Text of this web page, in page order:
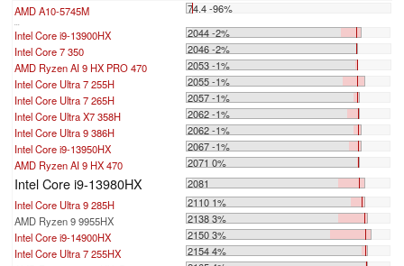
AMD A10-5745M 74.4 -96%
...
Intel Core i9-13900HX
2044 -2%
Intel Core 7 350
2046 -2%
AMD Ryzen AI 9 HX PRO 470
2053 -1%
Intel Core Ultra 7 255H
2055 -1%
Intel Core Ultra 7 265H
2057 -1%
Intel Core Ultra X7 358H
2062 -1%
Intel Core Ultra 9 386H
2062 -1%
Intel Core i9-13950HX
2067 -1%
AMD Ryzen AI 9 HX 470
2071 0%
Intel Core i9-13980HX
2081
Intel Core Ultra 9 285H
2110 1%
AMD Ryzen 9 9955HX
2138 3%
Intel Core i9-14900HX
2150 3%
Intel Core Ultra 7 255HX
2154 4%